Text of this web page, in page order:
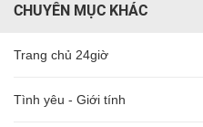
CHUYÊN MỤC KHÁC
Trang chủ 24giờ
Tình yêu - Giới tính